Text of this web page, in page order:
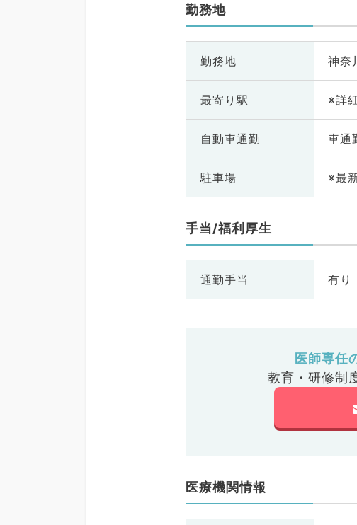
勤務地
勤務地 神奈
最寄り駅 ※詳
自動車通勤 車通
駐車場 ※最
手当/福利厚生
通勤手当 有り
医師専任
教育・研修制
医療機関情報